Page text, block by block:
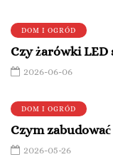
DOM I OGRÓD
Czy żarówki LED
2026-06-06
DOM I OGRÓD
Czym
2026-05-26